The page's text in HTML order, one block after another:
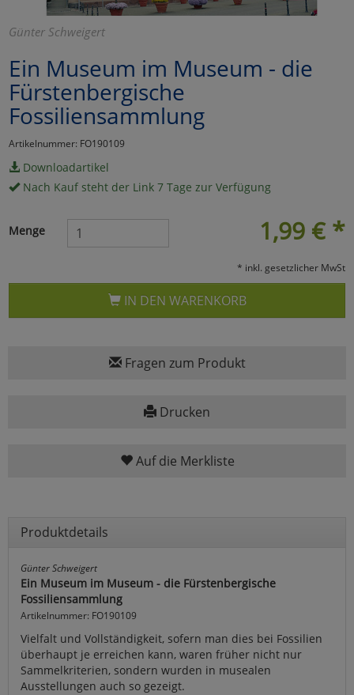
Günter Schweigert
Ein Museum im Museum - die
Fürstenbergische
Fossiliensammlung
Artikelnummer: FO190109
Downloadartikel
Nach Kauf steht der Link 7 Tage zur Verfügung
1,99 € *
Menge
* inkl. gesetzlicher MwSt
IN DEN WARENKORB
Fragen zum Produkt
Drucken
Auf die Merkliste
Produktdetails
Günter Schweigert
Ein Museum im Museum - die Fürstenbergische
Fossiliensammlung
Artikelnummer: FO190109
Vielfalt und Vollständigkeit, sofern man dies bei Fossilien
überhaupt je erreichen kann, waren früher nicht nur
Sammelkriterien, sondern wurden in musealen
Ausstellungen auch so gezeigt.
Marketing
Umfragetools
Alle Akzeptieren
Cookies
Einstellungen speichern